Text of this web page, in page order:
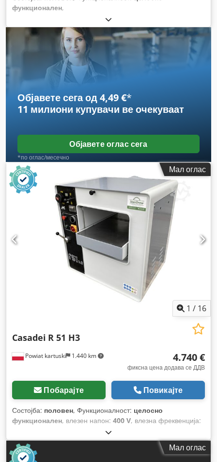
функционален,
Објавете сега од 4,49 €*
11 милиони купувачи ве очекуваат
Објавете оглас сега
*по оглас/месечно
Мал оглас
1 / 16
Powiat kartuski 1.440 km
Casadei R 51 H3
4.740 €
фиксна цена додава се ДДВ
Побарајте Повикајте
Состојба: половен, Функционалност: целосно
функционален, влезен напон: 400 V, влезна фреквенција:
трифазен
стружење:510 мм, дијаметар на алатот:110 мм, број на
сечила:
Мал оглас